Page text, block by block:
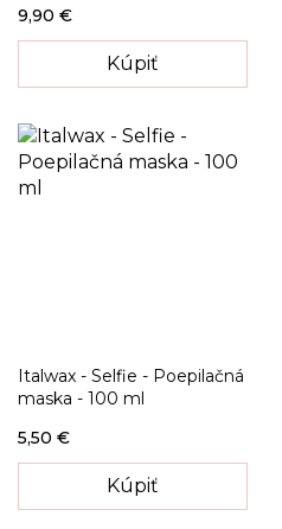
9,90 €
Kúpiť
Italwax - Selfie - Poepilačná
maska - 100 ml
5,50 €
Kúpiť